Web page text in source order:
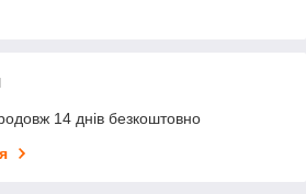
14 днів безкоштовно